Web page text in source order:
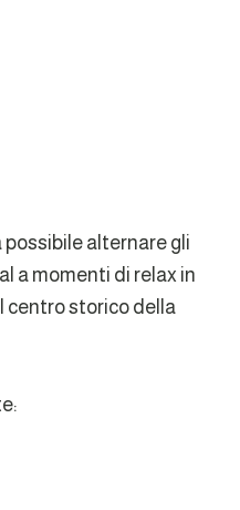
possibile alternare gli
a momenti di relax in
centro storico della